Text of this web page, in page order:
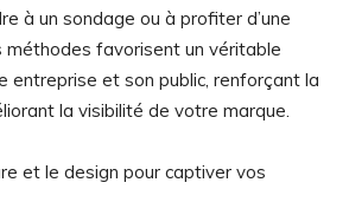
à un sondage ou à profiter d’une
méthodes favorisent un véritable
entreprise et son public, renforçant la
la visibilité de votre marque.
et le design pour captiver vos